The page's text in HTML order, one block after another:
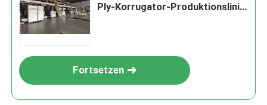
Ply-Korrugator-Produktionslinie
Fortsetzen